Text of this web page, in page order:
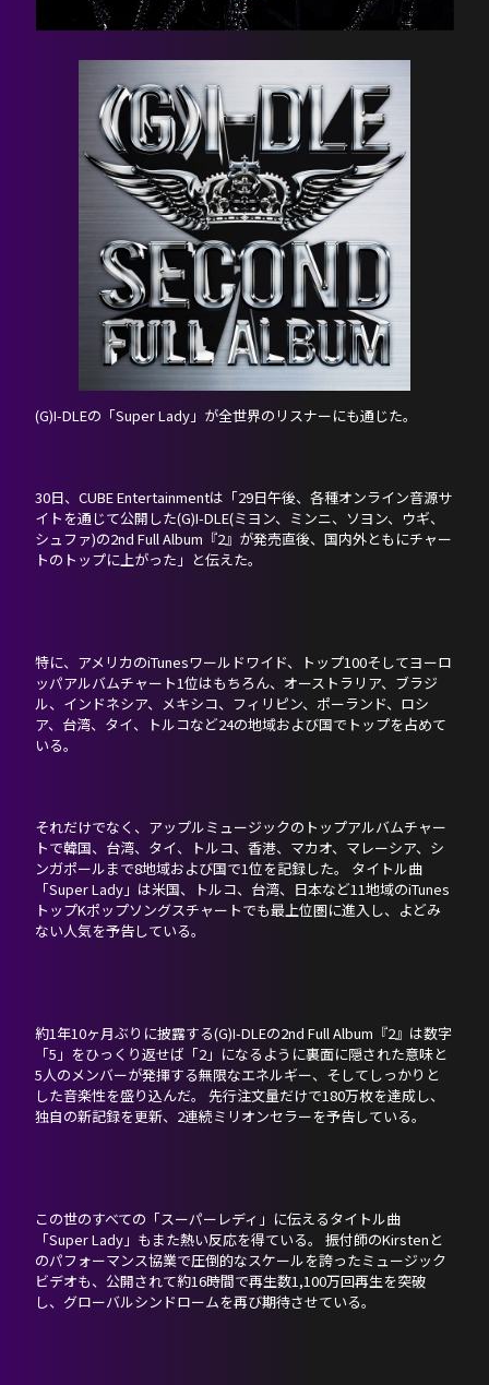
(G)I-DLEの「Super Lady」が全世界のリスナーにも通じた。
30日、CUBE Entertainmentは「29日午後、各種オンライン音源サ
イトを通じて公開した(G)I-DLE(ミヨン、ミンニ、ソヨン、ウギ、
シュファ)の2nd Full Album『2』が発売直後、国内外ともにチャー
トのトップに上がった」と伝えた。
特に、アメリカのiTunesワールドワイド、トップ100そしてヨーロ
ッパアルバムチャート1位はもちろん、オーストラリア、ブラジ
ル、インドネシア、メキシコ、フィリピン、ポーランド、ロシ
ア、台湾、タイ、トルコなど24の地域および国でトップを占めて
いる。
それだけでなく、アップルミュージックのトップアルバムチャー
トで韓国、台湾、タイ、トルコ、香港、マカオ、マレーシア、シ
ンガポールまで8地域および国で1位を記録した。 タイトル曲
「Super Lady」は米国、トルコ、台湾、日本など11地域のiTunes
トップKポップソングスチャートでも最上位圏に進入し、よどみ
ない人気を予告している。
約1年10ヶ月ぶりに披露する(G)I-DLEの2nd Full Album『2』は数字
「5」をひっくり返せば「2」になるように裏面に隠された意味と
5人のメンバーが発揮する無限なエネルギー、そしてしっかりと
した音楽性を盛り込んだ。 先行注文量だけで180万枚を達成し、
独自の新記録を更新、2連続ミリオンセラーを予告している。
この世のすべての「スーパーレディ」に伝えるタイトル曲
「Super Lady」もまた熱い反応を得ている。 振付師のKirstenと
のパフォーマンス協業で圧倒的なスケールを誇ったミュージック
ビデオも、公開されて約16時間で再生数1,100万回再生を突破
し、グローバルシンドロームを再び期待させている。
HOME
NEWS
PROFILE
SCHEDULE
DISCOGRAPHY